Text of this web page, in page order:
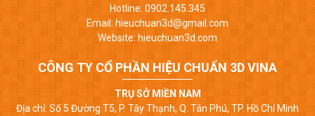
Hotline: 0902.145.345
Email: hieuchuan3d@gmail.com
Website: hieuchuan3d.com
CÔNG TY CỔ PHẦN HIỆU CHUẨN 3D VINA
TRỤ SỞ MIỀN NAM
Địa chỉ: Số 5 Đường T5, P. Tây Thạnh, Q. Tân Phú, TP. Hồ Chí Minh